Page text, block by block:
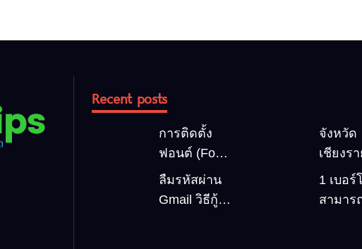
Recent posts
การติดตั้ง
ฟอนต์ (Font)
ลงบน
Windows10
จังหวัด
เชียงร
สถานที่
ลืมรหัสผ่าน
Gmail วิธีกู้
1 เบอร์
สามาร